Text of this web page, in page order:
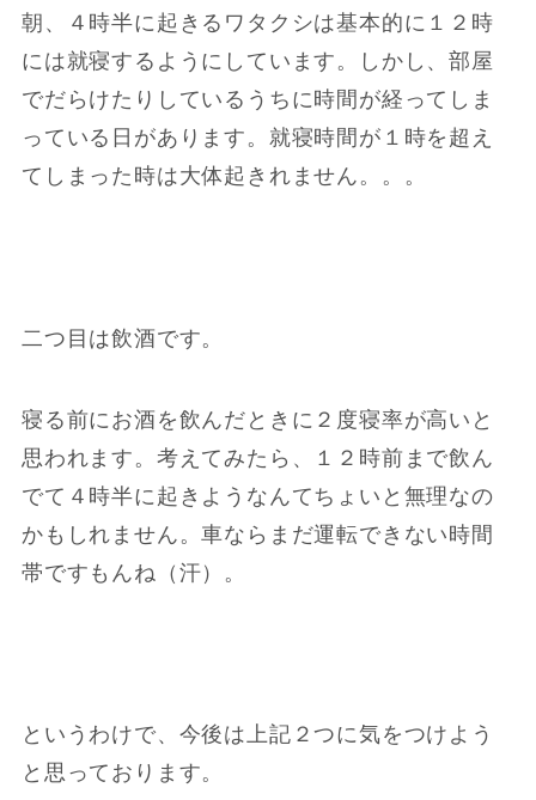
朝、４時半に起きるワタクシは基本的に１２時
には就寝するようにしています。しかし、部屋
でだらけたりしているうちに時間が経ってしま
っている日があります。就寝時間が１時を超え
てしまった時は大体起きれません。。。
二つ目は飲酒です。
寝る前にお酒を飲んだときに２度寝率が高いと
思われます。考えてみたら、１２時前まで飲ん
でて４時半に起きようなんてちょいと無理なの
かもしれません。車ならまだ運転できない時間
帯ですもんね（汗）。
というわけで、今後は上記２つに気をつけよう
と思っております。